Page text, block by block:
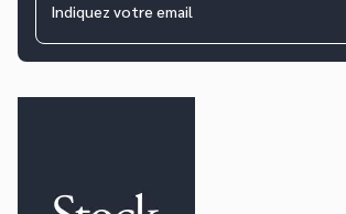
Indiquez votre email